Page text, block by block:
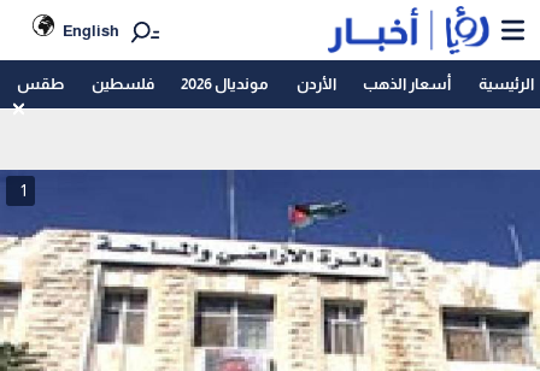
English
الرئيسية أسعار الذهب الأردن مونديال 2026 فلسطين طقس
1